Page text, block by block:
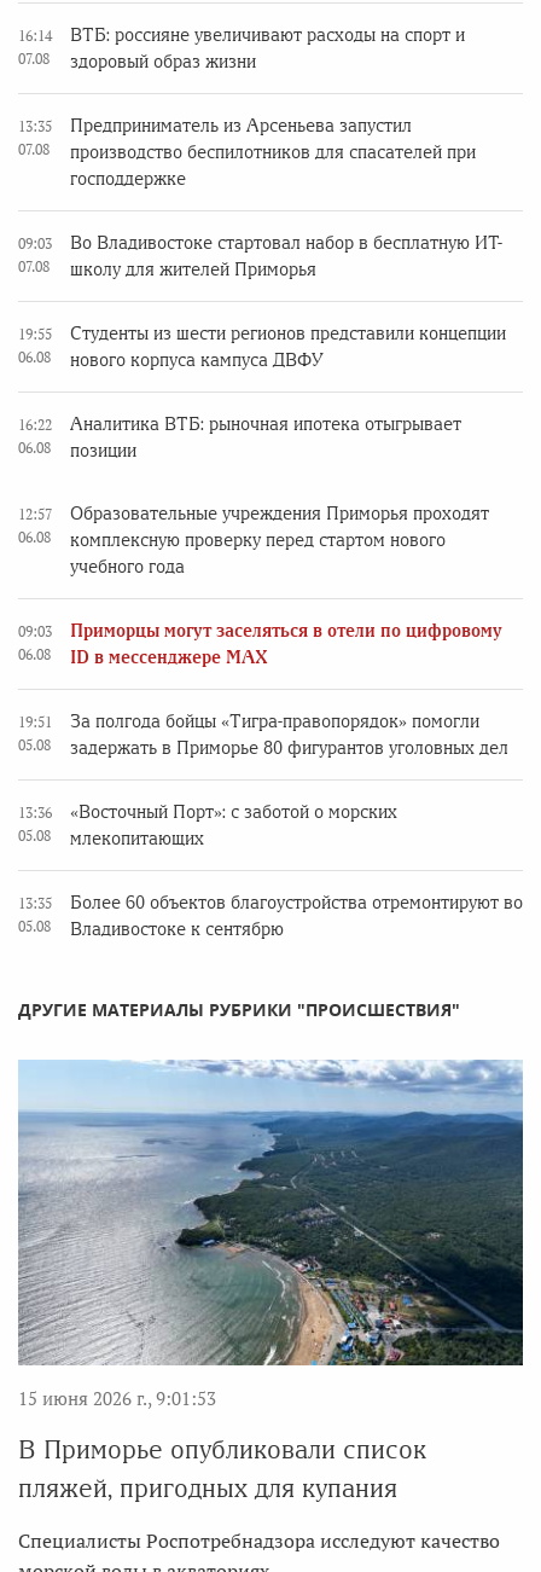
16:14
07.08
ВТБ: россияне увеличивают расходы на спорт и
здоровый образ жизни
13:35
07.08
Предприниматель из Арсеньева запустил
производство беспилотников для спасателей при
господдержке
09:03
07.08
Во Владивостоке стартовал набор в бесплатную ИТ-
школу для жителей Приморья
19:55
06.08
Студенты из шести регионов представили концепции
нового корпуса кампуса ДВФУ
16:22
06.08
Аналитика ВТБ: рыночная ипотека отыгрывает
позиции
12:57
06.08
Образовательные учреждения Приморья проходят
комплексную проверку перед стартом нового
учебного года
09:03
06.08
Приморцы могут заселяться в отели по цифровому
ID в мессенджере MAX
19:51
05.08
За полгода бойцы «Тигра-правопорядок» помогли
задержать в Приморье 80 фигурантов уголовных дел
13:36
05.08
«Восточный Порт»: с заботой о морских
млекопитающих
13:35
05.08
Более 60 объектов благоустройства отремонтируют во
Владивостоке к сентябрю
ДРУГИЕ МАТЕРИАЛЫ РУБРИКИ "ПРОИСШЕСТВИЯ"
15 июня 2026 г., 9:01:53
В Приморье опубликовали список
пляжей, пригодных для купания
Специалисты Роспотребнадзора исследуют качество